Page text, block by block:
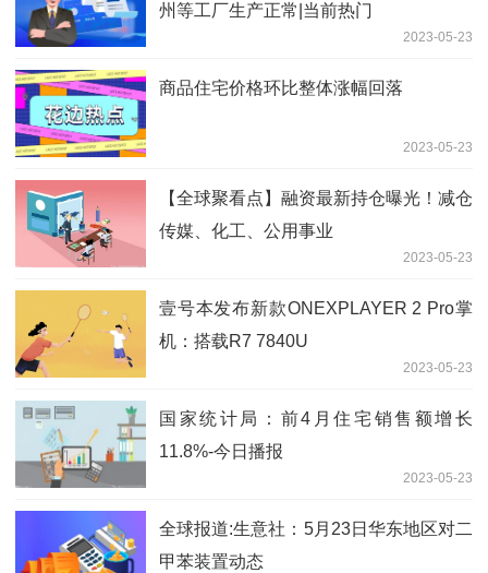
州等工厂生产正常|当前热门
2023-05-23
商品住宅价格环比整体涨幅回落
2023-05-23
【全球聚看点】融资最新持仓曝光！减仓
传媒、化工、公用事业
2023-05-23
壹号本发布新款ONEXPLAYER 2 Pro掌
机：搭载R7 7840U
2023-05-23
国家统计局：前4月住宅销售额增长
11.8%-今日播报
2023-05-23
全球报道:生意社：5月23日华东地区对二
甲苯装置动态